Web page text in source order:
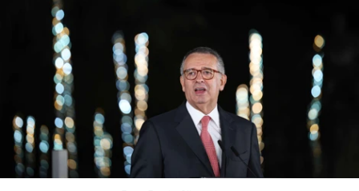
avisos:uma reforma desta dimensão "deve ter
como primeiro critério a proteção das pessoas"
e "nenhum processo de simplificação pode
traduzir-se numa diminuição da proteção
social".
António José Seguro vinca que se
deverá
assegurar que "ninguém é prejudicado face à